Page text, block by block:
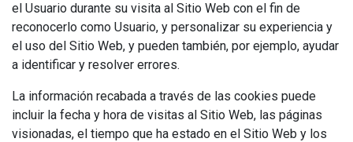
el Usuario durante su visita al Sitio Web con el fin de
reconocerlo como Usuario, y personalizar su experiencia y
el uso del Sitio Web, y pueden también, por ejemplo, ayudar
a identificar y resolver errores.
La información recabada a través de las cookies puede
incluir la fecha y hora de visitas al Sitio Web, las páginas
visionadas, el tiempo que ha estado en el Sitio Web y los